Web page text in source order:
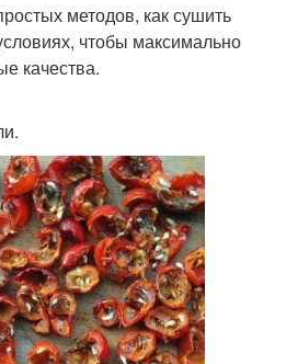
методов, как сушить
чтобы максимально
качества.